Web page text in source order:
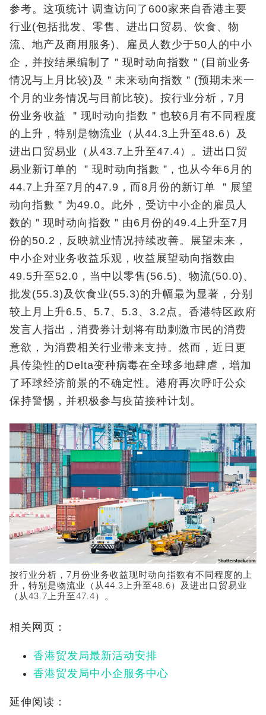
参考。这项统计 调查访问了600家来自香港主要
行业(包括批发、零售、进出口贸易、饮食、物
流、地产及商用服务)、雇员人数少于50人的中小
企，并按结果编制了＂现时动向指数＂(目前业务
情况与上月比较)及＂未来动向指数＂(预期未来一
个月的业务情况与目前比较)。按行业分析，7月
份业务收益 ＂现时动向指数＂也较6月有不同程度
的上升，特别是物流业（从44.3上升至48.6）及
进出口贸易业（从43.7上升至47.4）。进出口贸
易业新订单的 ＂现时动向指數＂, 也从今年6月的
44.7上升至7月的47.9，而8月份的新订单 ＂展望
动向指數＂为49.0。此外，受访中小企的雇员人
数的＂现时动向指数＂由6月份的49.4上升至7月
份的50.2，反映就业情况持续改善。展望未来，
中小企对业务收益乐观，收益展望动向指数由
49.5升至52.0，当中以零售(56.5)、物流(50.0)、
批发(55.3)及饮食业(55.3)的升幅最为显著，分别
较上月上升6.5、5.7、5.3、3.2点。香港特区政府
发言人指出，消费券计划将有助刺激市民的消费
意欲，为消费相关行业带来支持。然而，近日更
具传染性的Delta变种病毒在全球多地肆虐，增加
了环球经济前景的不确定性。港府再次呼吁公众
保持警惕，并积极参与疫苗接种计划。
按行业分析，7月份业务收益现时动向指数有不同程度的上
升，特别是物流业（从44.3上升至48.6）及进出口贸易业
（从43.7上升至47.4）。
相关网页：
香港贸发局最新活动安排
香港贸发局中小企服务中心
延伸阅读：